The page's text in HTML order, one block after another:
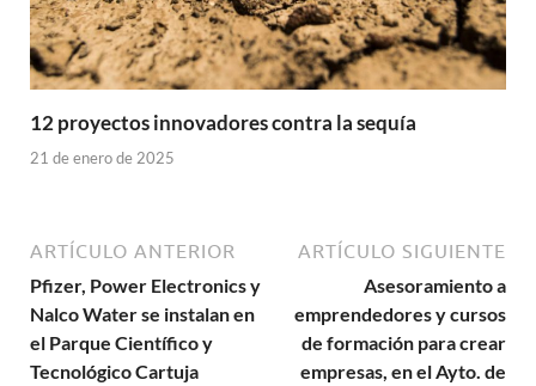
12 proyectos innovadores contra la sequía
21 de enero de 2025
ARTÍCULO ANTERIOR
Pfizer, Power Electronics y
Nalco Water se instalan en
el Parque Científico y
Tecnológico Cartuja
ARTÍCULO SIGUIENTE
Asesoramiento a
emprendedores y cursos
de formación para crear
empresas, en el Ayto. de